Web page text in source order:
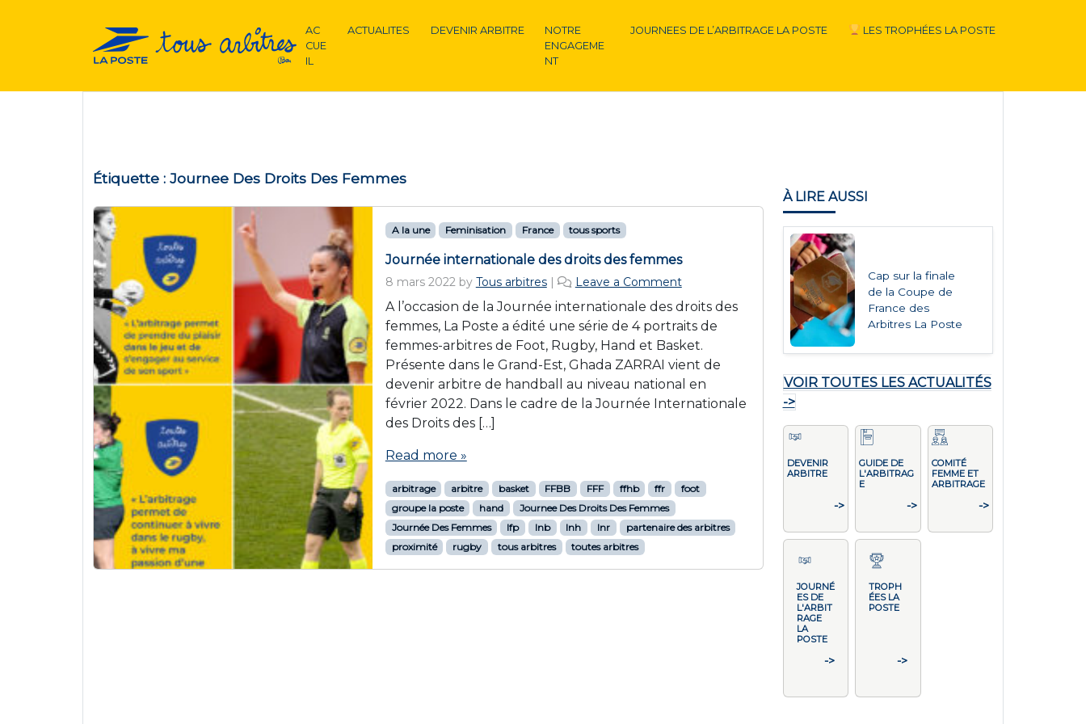
AC
CUE
IL
ACTUALITES DEVENIR ARBITRE
NOTRE
ENGAGEME
NT
JOURNEES DE L’ARBITRAGE LA POSTE LES TROPHÉES LA POSTE
Étiquette : Journee Des Droits Des Femmes
A la une Feminisation France tous sports
Journée internationale des droits des femmes
8 mars 2022by Tous arbitres | Leave a Comment
A l’occasion de la Journée internationale des droits des
femmes, La Poste a édité une série de 4 portraits de
femmes-arbitres de Foot, Rugby, Hand et Basket.
Présente dans le Grand-Est, Ghada ZARRAI vient de
devenir arbitre de handball au niveau national en
février 2022. Dans le cadre de la Journée Internationale
des Droits des […]
Read more »
arbitrage arbitre basket FFBB FFF ffhb ffr
foot
groupe la poste
hand
Journee Des Droits Des Femmes
Journée Des Femmes
lfp lnb lnh lnr
partenaire des arbitres
proximité
rugby tous arbitres toutes arbitres
À LIRE AUSSI
Cap sur la finale
de la Coupe de
France des
Arbitres La Poste
VOIR TOUTES LES ACTUALITÉS
->
DEVENIR
ARBITRE
->
GUIDE DE
L'ARBITRAG
E
->
COMITÉ
FEMME ET
ARBITRAGE
->
JOURNÉ
ES DE
L'ARBIT
RAGE
LA
POSTE
->
TROPH
ÉES LA
POSTE
->